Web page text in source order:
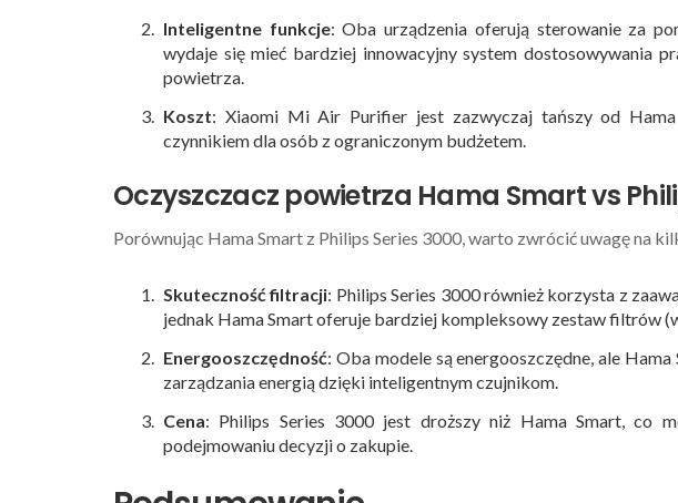
Inteligentne funkcje: Oba urządzenia oferują sterowanie za
wydaje się mieć bardziej innowacyjny system dostosowywania
powietrza.
Koszt: Xiaomi Mi Air Purifier jest zazwyczaj tańszy od
czynnikiem dla osób z ograniczonym budżetem.
Oczyszczacz powietrza Hama Smart vs
Porównując Hama Smart z Philips Series 3000, warto zwrócić uwagę na
Skuteczność filtracji: Philips Series 3000 również korzysta z
jednak Hama Smart oferuje bardziej kompleksowy zestaw filtrów
Energooszczędność: Oba modele są energooszczędne, ale
zarządzania energią dzięki inteligentnym czujnikom.
Cena: Philips Series 3000 jest droższy niż Hama Smart, co
podejmowaniu decyzji o zakupie.